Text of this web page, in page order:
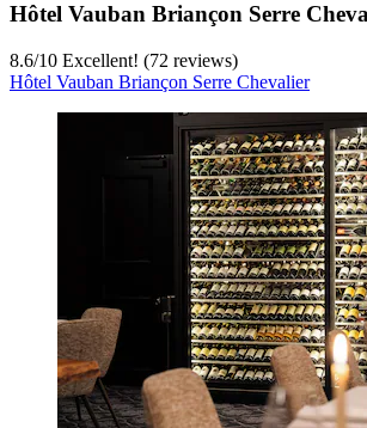
Hôtel Vauban Briançon Serre
8.6/10 Excellent! (72 reviews)
Hôtel Vauban Briançon Serre Chevalier